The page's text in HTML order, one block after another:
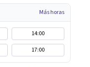
Más horas
14:00
17:00